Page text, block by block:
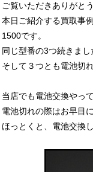
ご覧いただきありがと
本日ご紹介する買取事
1500です。
同じ型番の3つ続きまし
そして３つとも電池切
当店でも電池交換やっ
電池切れの際はお早目
ほっとくと、電池交換